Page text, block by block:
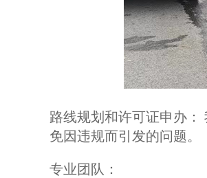
路线规划和许可证申办
免因违规而引发的问题。
专业团队：